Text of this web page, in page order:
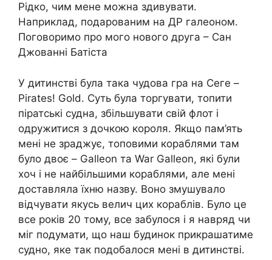
Рідко, чим мене можна здивувати.
Наприклад, подарованим на ДР галеоном.
Поговоримо про мого нового друга – Сан
Джованні Батіста
У дитинстві була така чудова гра на Сеге –
Pirates! Gold. Суть була торгувати, топити
піратські судна, збільшувати свій флот і
одружитися з дочкою короля. Якщо пам’ять
мені не зраджує, топовими кораблями там
було двоє – Galleon та War Galleon, які були
хоч і не найбільшими кораблями, але мені
доставляла їхню назву. Воно змушувало
відчувати якусь велич цих кораблів. Було це
все років 20 тому, все забулося і я навряд чи
міг подумати, що наш будинок прикрашатиме
судно, яке так подобалося мені в дитинстві.